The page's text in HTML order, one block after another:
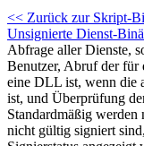
<< Zurück zur Skript-
Unsignierte Dienst-
Abfrage aller Dienste,
Benutzer, Abruf der für
eine DLL ist, wenn die
ist, und Überprüfung
Standardmäßig werden
nicht gültig signiert